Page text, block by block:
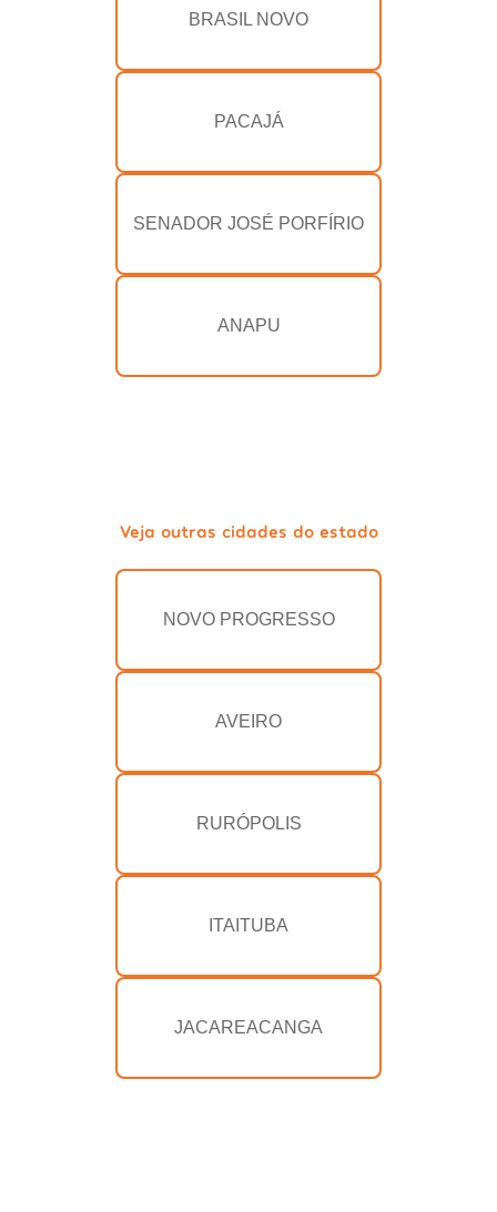
BRASIL NOVO
PACAJÁ
SENADOR JOSÉ PORFÍRIO
ANAPU
Veja outras cidades do estado
NOVO PROGRESSO
AVEIRO
RURÓPOLIS
ITAITUBA
JACAREACANGA